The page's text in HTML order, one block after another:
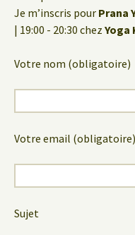
Je m’inscris pour Prana
| 19:00 - 20:30 chez Yoga
Votre nom (obligatoire)
Votre email (obligatoire)
Sujet